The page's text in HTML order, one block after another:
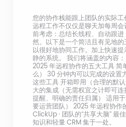
您的协作栈能跟上团队的实际
远程工作不仅仅是聊天加每周
前考虑：总结长线程、自动跟
然。以下是一个简洁且有见地
以很好地协同工作。加上快速
静的系统。 我们将涵盖的内容
2025 年远程协作的五大工具 简
么） 30 分钟内可以完成的设置
这些工具 开箱即用（合理的默
大的集成（无需权宜之计即可连
提醒、明确的责任归属） 适用
要运营团队） 2025 年远程协作
ClickUp · 团队的“共享大脑” 最
知识和轻量 CRM 集于一处。